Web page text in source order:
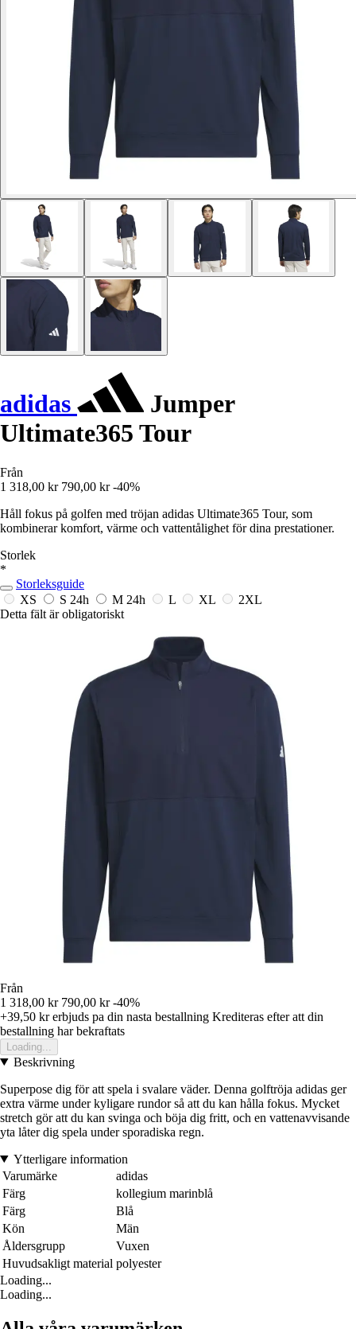
adidas
Jumper
Ultimate365 Tour
Från
1 318,00 kr 790,00 kr -40%
Håll fokus på golfen med tröjan adidas Ultimate365 Tour, som
kombinerar komfort, värme och vattentålighet för dina prestationer.
Storlek
*
Storleksguide
XS
S 24h M 24h L XL
2XL
Detta fält är obligatoriskt
Från
1 318,00 kr 790,00 kr -40%
+39,50 krerbjuds pa din nasta bestallning Krediteras efter att din
bestallning har bekraftats
Loading...
Beskrivning
Superpose dig för att spela i svalare väder. Denna golftröja adidas ger
extra värme under kyligare rundor så att du kan hålla fokus. Mycket
stretch gör att du kan svinga och böja dig fritt, och en vattenavvisande
yta låter dig spela under sporadiska regn.
Ytterligare information
Varumärke
adidas
Färg
kollegium marinblå
Färg
Blå
Kön
Män
Åldersgrupp
Vuxen
Huvudsakligt material polyester
Loading...
Loading...